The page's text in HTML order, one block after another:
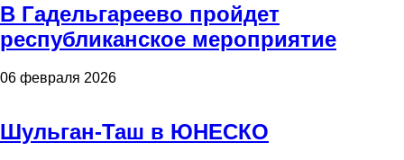
В Гадельгареево пройдет
республиканское мероприятие
06 февраля 2026
Шульган-Таш в ЮНЕСКО